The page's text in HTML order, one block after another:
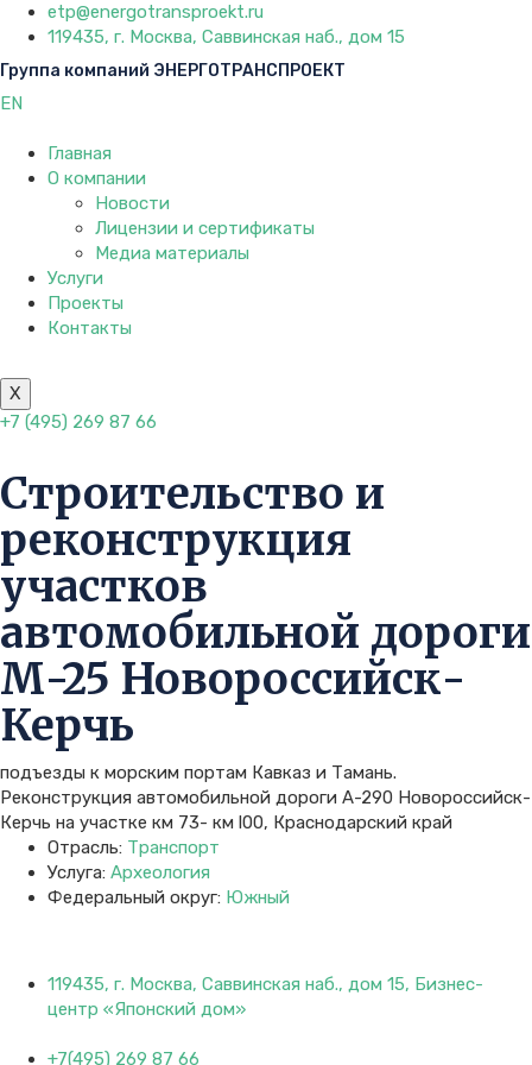
etp@energotransproekt.ru
119435, г. Москва, Саввинская наб., дом 15
Группа компаний ЭНЕРГОТРАНСПРОЕКТ
EN
Главная
О компании
Новости
Лицензии и сертификаты
Медиа материалы
Услуги
Проекты
Контакты
X
+7 (495) 269 87 66
Строительство и
реконструкция
участков
автомобильной дороги
М-25 Новороссийск-
Керчь
подъезды к морским портам Кавказ и Тамань.
Реконструкция автомобильной дороги А-290 Новороссийск-
Керчь на участке км 73- км l00, Краснодарский край
Отрасль: Транспорт
Услуга: Археология
Федеральный округ: Южный
119435, г. Москва, Саввинская наб., дом 15, Бизнес-
центр «Японский дом»
+7(495) 269 87 66